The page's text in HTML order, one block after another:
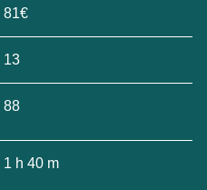
81€
13
88
1 h 40 m